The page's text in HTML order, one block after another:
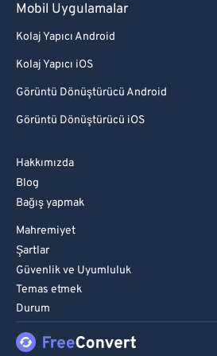
Mobil Uygulamalar
Kolaj Yapıcı Android
Kolaj Yapıcı iOS
Görüntü Dönüştürücü Android
Görüntü Dönüştürücü iOS
Hakkımızda
Blog
Bağış yapmak
Mahremiyet
Şartlar
Güvenlik ve Uyumluluk
Temas etmek
Durum